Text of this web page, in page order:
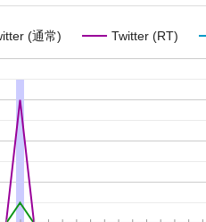
(通常) Twitter (RT)